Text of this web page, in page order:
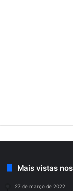
Mais vistas
27 de março de 2022